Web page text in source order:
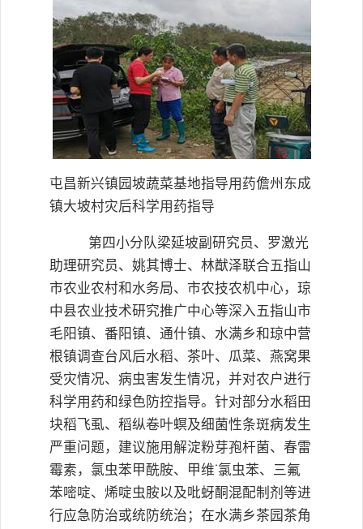
屯昌新兴镇园坡蔬菜基地指导用药儋州东成
镇大坡村灾后科学用药指导
第四小分队梁延坡副研究员、罗激光
助理研究员、姚其博士、林猷泽联合五指山
市农业农村和水务局、市农技农机中心，琼
中县农业技术研究推广中心等深入五指山市
毛阳镇、番阳镇、通什镇、水满乡和琼中营
根镇调查台风后水稻、茶叶、瓜菜、燕窝果
受灾情况、病虫害发生情况，并对农户进行
科学用药和绿色防控指导。针对部分水稻田
块稻飞虱、稻纵卷叶螟及细菌性条斑病发生
严重问题，建议施用解淀粉芽孢杆菌、春雷
霉素，氯虫苯甲酰胺、甲维˙氯虫苯、三氟
苯嘧啶、烯啶虫胺以及吡蚜酮混配制剂等进
行应急防治或统防统治；在水满乡茶园茶角